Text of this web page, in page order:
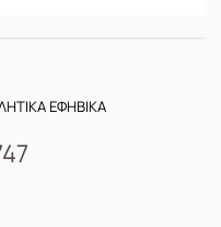
ΕΦΗΒΙΚΑ